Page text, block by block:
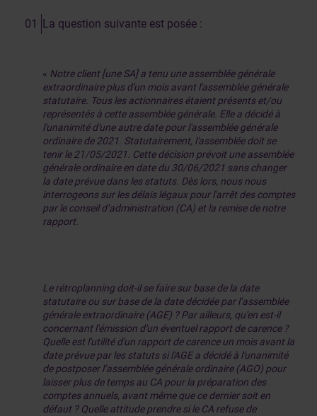
La question suivante est posée :
« Notre client [une SA] a tenu une assemblée générale
extraordinaire plus d'un mois avant l'assemblée générale
statutaire. Tous les actionnaires étaient présents et/ou
représentés à cette assemblée générale. Elle a décidé à
l'unanimité d'une autre date pour l'assemblée générale
ordinaire de 2021. Statutairement, l'assemblée doit se
tenir le 21/05/2021. Cette décision prévoit une assemblée
générale ordinaire en date du 30/06/2021 sans changer
la date prévue dans les statuts. Dès lors, nous nous
interrogeons sur les délais légaux pour l'arrêt des comptes
par le conseil d’administration (CA) et la remise de notre
rapport.
Le rétroplanning doit-il se faire sur base de la date
statutaire ou sur base de la date décidée par l’assemblée
générale extraordinaire (AGE) ? Par ailleurs, qu'en est-il
concernant l'émission d'un éventuel rapport de carence ?
Quelle est l'utilité d'un rapport de carence un mois avant la
date prévue par les statuts si l'AGE a décidé à l'unanimité
de postposer l’assemblée générale ordinaire (AGO) pour
laisser plus de temps au CA pour la préparation des
comptes annuels, avant même que ce dernier soit en
défaut ? Quelle attitude prendre si le CA refuse de